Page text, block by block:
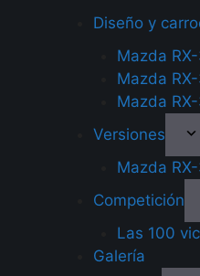
Diseño y
Mazda
Mazda
Mazda
Versiones
Mazda
Competición
Las 100
Galería